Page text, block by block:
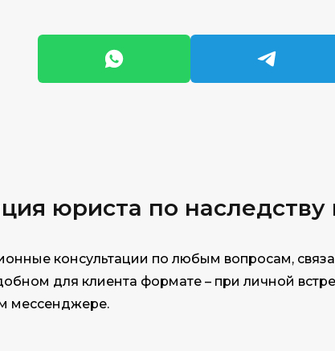
юриста по
консультации по любым вопросам,
для клиента формате – при личной
мессенджере.